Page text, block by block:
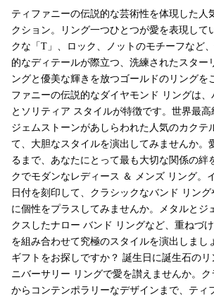
ティファニーの伝説的な芸術性を体現した人
クション。リング一つひとつが愛を表現して
クな「T」、ロック、ノットのモチーフなど
的なディテールが際立つ、洗練されたスター
ングと優美な輝きを放つゴールドのリングを
ファニーの伝説的なダイヤモンド リングは
とソリティア スタイルが特徴です。世界最
ジェムストーンがあしらわれた人気のカクテ
て、大胆なスタイルを演出してみませんか。
るまで、あなたにとって最も大切な関係の絆
クでモダンなレディース ＆ メンズ リング。
日付を刻印して、クラシックなバンド リン
に個性をプラスしてみませんか。メタルとジ
クスしたナロー バンド リングなど、重ねづ
を組み合わせて究極のスタイルを演出しまし
ギフトをお探しですか？ 誕生日に誕生石の
ニバーサリー リングで愛を讃えませんか。
からコンテンポラリーなデザインまで、ティ